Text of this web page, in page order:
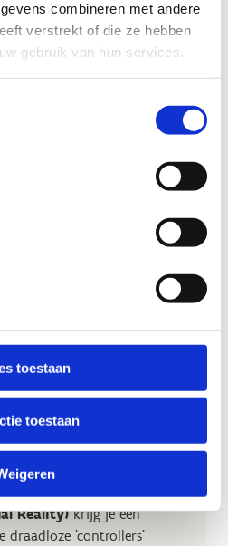
combineren met andere
verstrekt of die ze hebben
gebruik van hun services.
toestaan
toestaan
je bij exergaming geen
als controller!
afzonderlijk te reserveren.
schoolsportdagen
Reality)krijg je een
draadloze 'controllers'